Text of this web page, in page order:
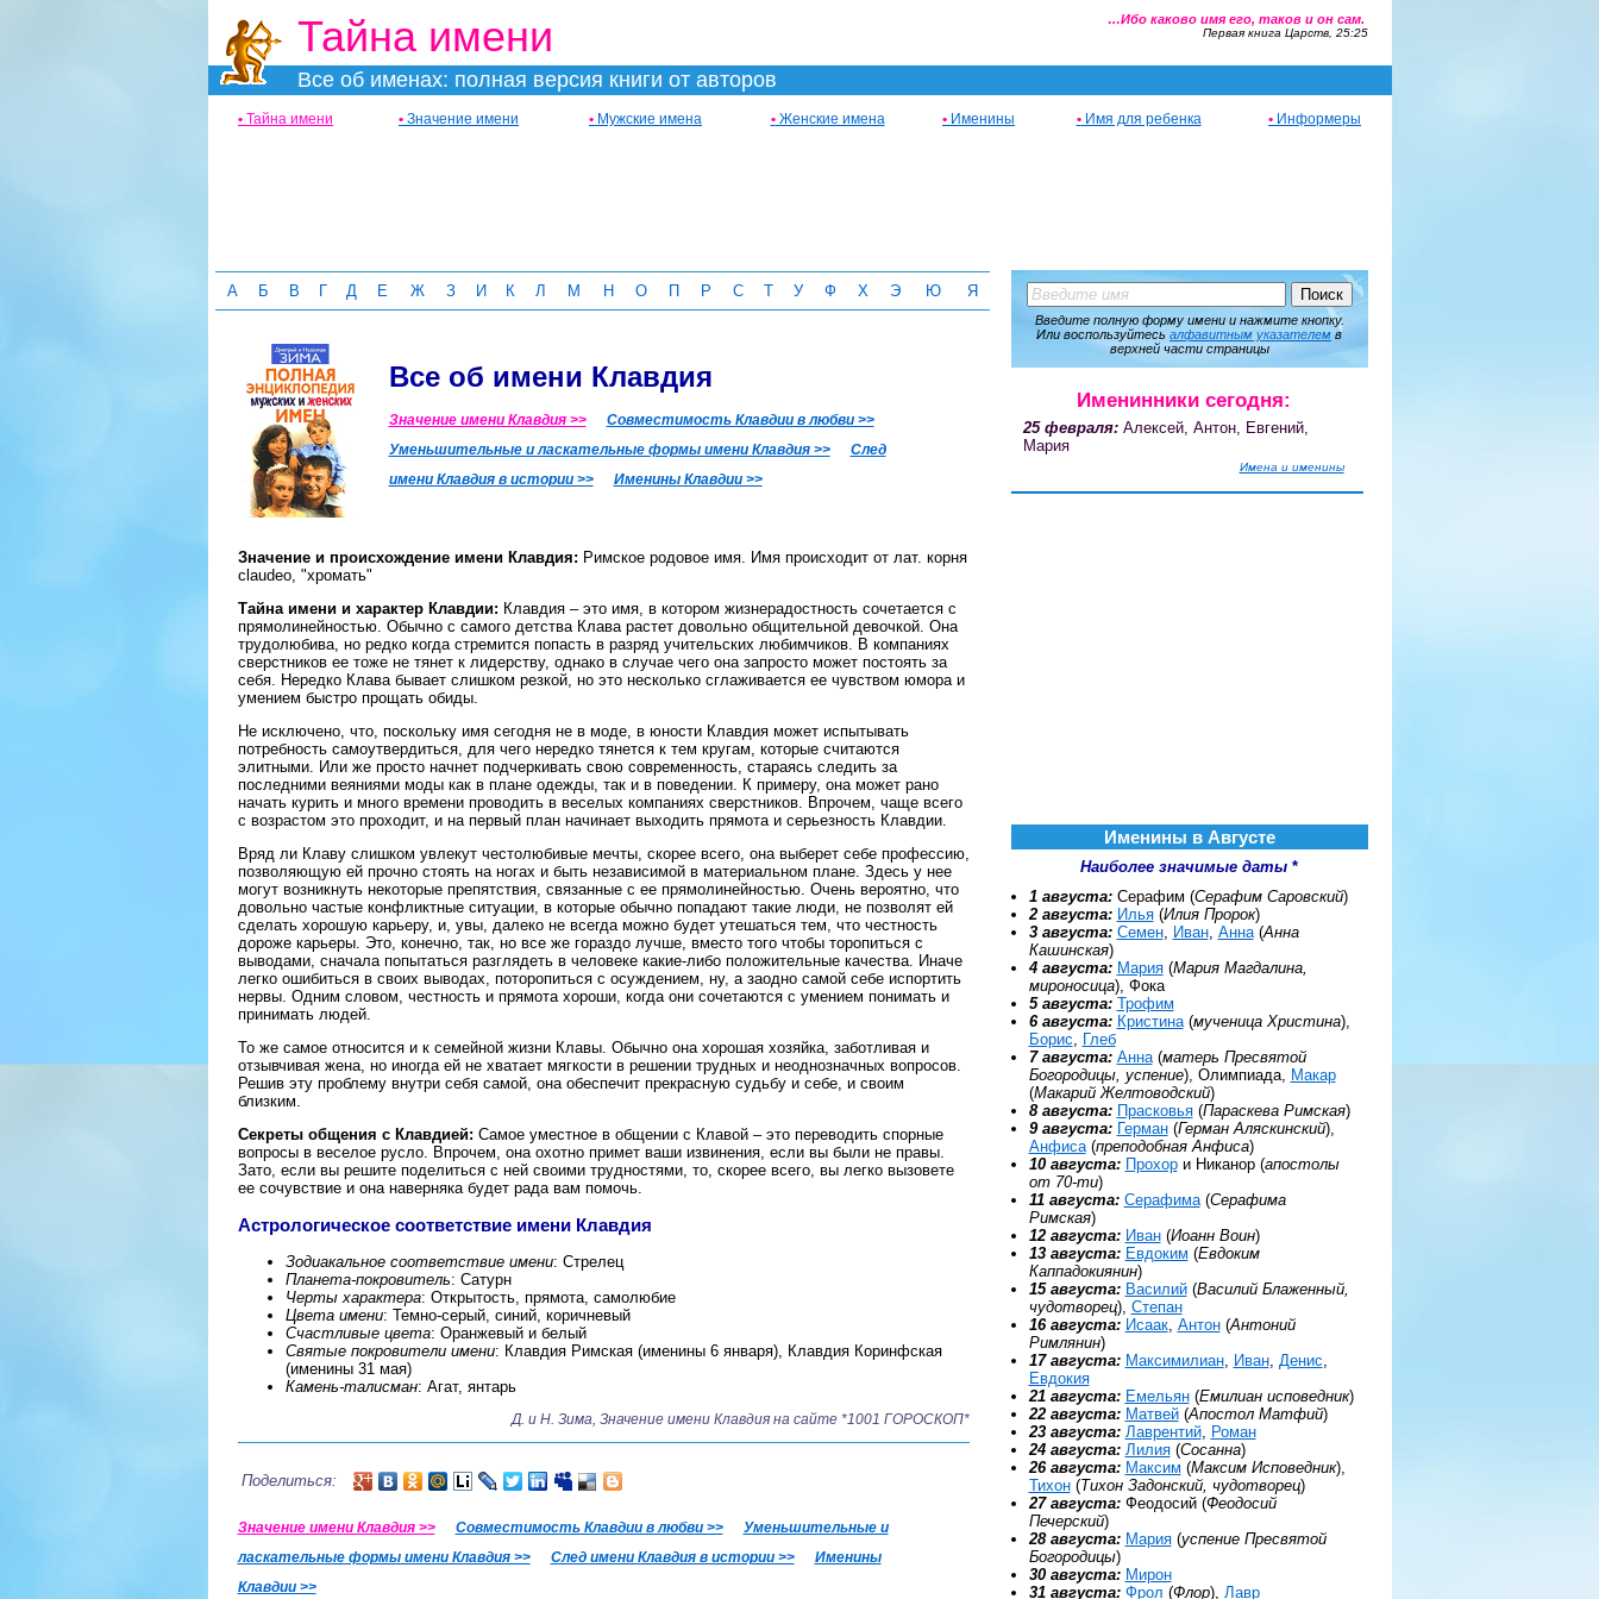
Тайна имени
Все об именах: полная версия книги от авторов
…Ибо каково имя его, таков и он сам.
Первая книга Царств, 25:25
• Тайна имени • Значение имени • Мужские имена •Женские имена • Именины •Имя для ребенка • Информеры
А Б В Г Д Е Ж З И К Л М Н О П Р С Т У Ф Х Э Ю Я
Все об имени Клавдия
Значение имени Клавдия >>
Совместимость Клавдии в любви >>
Уменьшительные и ласкательные формы имени Клавдия >>
След
имени Клавдия в истории >>
Именины Клавдии >>
Значение и происхождение имени Клавдия: Римское родовое имя. Имя происходит от лат. корня
claudeo, "хромать"
Тайна имени и характер Клавдии: Клавдия – это имя, в котором жизнерадостность сочетается с
прямолинейностью. Обычно с самого детства Клава растет довольно общительной девочкой. Она
трудолюбива, но редко когда стремится попасть в разряд учительских любимчиков. В компаниях
сверстников ее тоже не тянет к лидерству, однако в случае чего она запросто может постоять за
себя. Нередко Клава бывает слишком резкой, но это несколько сглаживается ее чувством юмора и
умением быстро прощать обиды.
Не исключено, что, поскольку имя сегодня не в моде, в юности Клавдия может испытывать
потребность самоутвердиться, для чего нередко тянется к тем кругам, которые считаются
элитными. Или же просто начнет подчеркивать свою современность, стараясь следить за
последними веяниями моды как в плане одежды, так и в поведении. К примеру, она может рано
начать курить и много времени проводить в веселых компаниях сверстников. Впрочем, чаще всего
с возрастом это проходит, и на первый план начинает выходить прямота и серьезность Клавдии.
Вряд ли Клаву слишком увлекут честолюбивые мечты, скорее всего, она выберет себе профессию,
позволяющую ей прочно стоять на ногах и быть независимой в материальном плане. Здесь у нее
могут возникнуть некоторые препятствия, связанные с ее прямолинейностью. Очень вероятно, что
довольно частые конфликтные ситуации, в которые обычно попадают такие люди, не позволят ей
сделать хорошую карьеру, и, увы, далеко не всегда можно будет утешаться тем, что честность
дороже карьеры. Это, конечно, так, но все же гораздо лучше, вместо того чтобы торопиться с
выводами, сначала попытаться разглядеть в человеке какие-либо положительные качества. Иначе
легко ошибиться в своих выводах, поторопиться с осуждением, ну, а заодно самой себе испортить
нервы. Одним словом, честность и прямота хороши, когда они сочетаются с умением понимать и
принимать людей.
То же самое относится и к семейной жизни Клавы. Обычно она хорошая хозяйка, заботливая и
отзывчивая жена, но иногда ей не хватает мягкости в решении трудных и неоднозначных вопросов.
Решив эту проблему внутри себя самой, она обеспечит прекрасную судьбу и себе, и своим
близким.
Секреты общения с Клавдией: Самое уместное в общении с Клавой – это переводить спорные
вопросы в веселое русло. Впрочем, она охотно примет ваши извинения, если вы были не правы.
Зато, если вы решите поделиться с ней своими трудностями, то, скорее всего, вы легко вызовете
ее сочувствие и она наверняка будет рада вам помочь.
Астрологическое соответствие имени Клавдия
Зодиакальное соответствие имени: Стрелец
Планета-покровитель: Сатурн
Черты характера: Открытость, прямота, самолюбие
Цвета имени: Темно-серый, синий, коричневый
Счастливые цвета: Оранжевый и белый
Святые покровители имени: Клавдия Римская (именины 6 января), Клавдия Коринфская
(именины 31 мая)
Камень-талисман: Агат, янтарь
Д. и Н. Зима, Значение имени Клавдия на сайте *1001 ГОРОСКОП*
Поделиться:
Значение имени Клавдия >> Совместимость Клавдии в любви >>
Уменьшительные и
ласкательные формы имени Клавдия >>
След имени Клавдия в истории >>
Именины
Клавдии >>
Введите полную форму имени и нажмите кнопку.
Или воспользуйтесь алфавитным указателем в
верхней части страницы
Именинники сегодня:
25 февраля:Алексей, Антон, Евгений,
Мария
Имена и именины
Именины в Августе
Наиболее значимые даты *
1 августа: Серафим (Серафим Саровский)
2 августа: Илья(Илия Пророк)
3 августа: Семен, Иван, Анна(Анна
Кашинская)
4 августа: Мария(Мария Магдалина,
мироносица), Фока
5 августа: Трофим
6 августа: Кристина(мученица Христина),
Борис, Глеб
7 августа: Анна(матерь Пресвятой
Богородицы, успение), Олимпиада, Макар
(Макарий Желтоводский)
8 августа: Прасковья(Параскева Римская)
9 августа: Герман(Герман Аляскинский),
Анфиса(преподобная Анфиса)
10 августа: Прохори Никанор (апостолы
от 70-ти)
11 августа: Серафима(Серафима
Римская)
12 августа: Иван(Иоанн Воин)
13 августа: Евдоким (Евдоким
Каппадокиянин)
15 августа: Василий(Василий Блаженный,
чудотворец), Степан
16 августа: Исаак, Антон(Антоний
Римлянин)
17 августа: Максимилиан, Иван, Денис,
Евдокия
21 августа: Емельян(Емилиан исповедник)
22 августа: Матвей(Апостол Матфий)
23 августа: Лаврентий, Роман
24 августа: Лилия(Сосанна)
26 августа: Максим (Максим Исповедник),
Тихон(Тихон Задонский, чудотворец)
27 августа: Феодосий (Феодосий
Печерский)
28 августа: Мария(успение Пресвятой
Богородицы)
30 августа: Мирон
31 августа: Фрол (Флор), Лавр